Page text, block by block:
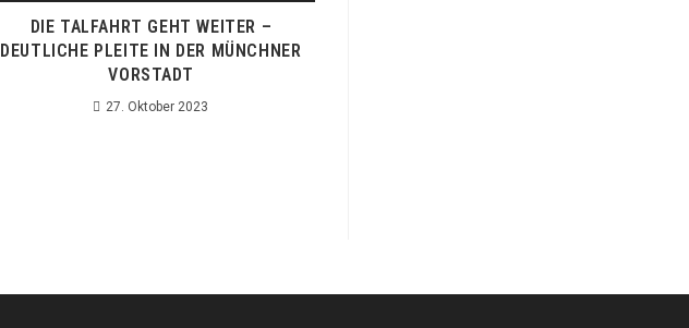
DIE TALFAHRT GEHT WEITER –
DEUTLICHE PLEITE IN DER MÜNCHNER
VORSTADT
27. Oktober 2023